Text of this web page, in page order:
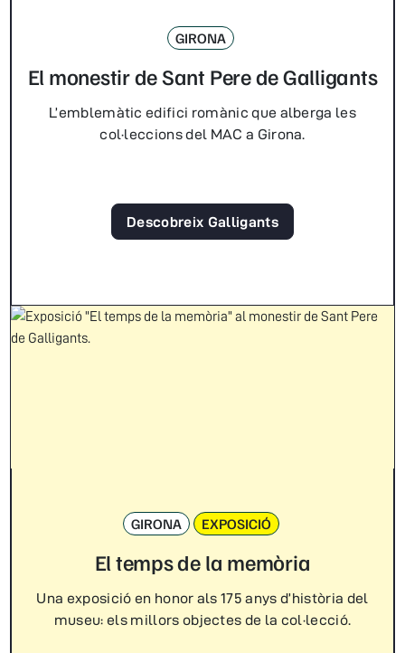
GIRONA
El monestir de Sant Pere de Galligants
L’emblemàtic edifici romànic que alberga les
col·leccions del MAC a Girona.
Descobreix Galligants
GIRONA EXPOSICIÓ
El temps de la memòria
Una exposició en honor als 175 anys d’història del
museu: els millors objectes de la col·lecció.